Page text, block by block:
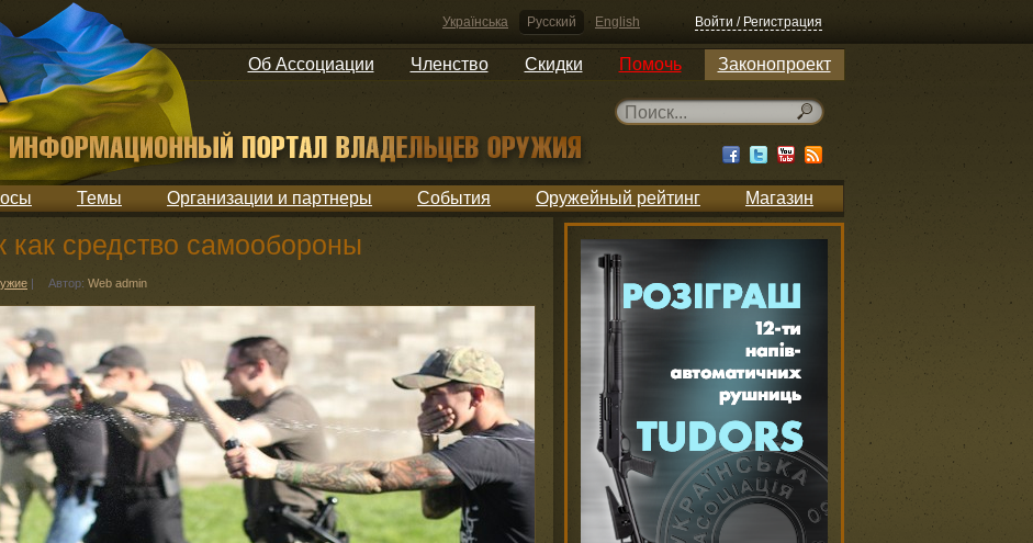
Українська Русский English Войти / Регистрация
Об Ассоциации Членство Скидки Помочь Законопроект
Темы Организации и партнеры События Оружейный рейтинг Магазин
как средство самообороны
| Автор: Web admin